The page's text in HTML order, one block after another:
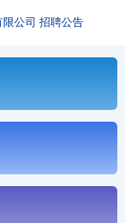
公司 招聘公告